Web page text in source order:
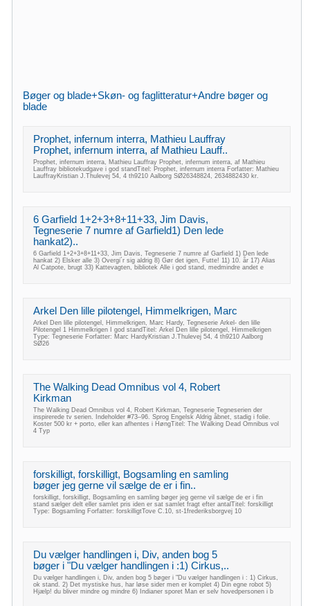
Bøger og blade+Skøn- og faglitteratur+Andre bøger og
blade
Prophet, infernum interra, Mathieu Lauffray
Prophet, infernum interra, af Mathieu Lauff..
Prophet, infernum interra, Mathieu Lauffray Prophet, infernum interra, af Mathieu
Lauffray bibliotekudgave i god standTitel: Prophet, infernum interra Forfatter: Mathieu
LauffrayKristian J.Thulevej 54, 4 th9210 Aalborg SØ26348824, 2634882430 kr.
6 Garfield 1+2+3+8+11+33, Jim Davis,
Tegneserie 7 numre af Garfield1) Den lede
hankat2)..
6 Garfield 1+2+3+8+11+33, Jim Davis, Tegneserie 7 numre af Garfield 1) Den lede
hankat 2) Elsker alle 3) Overgi´r sig aldrig 8) Gør det igen, Futte! 11) 10. år 17) Alias
Al Catpote, brugt 33) Kattevagten, bibliotek Alle i god stand, medmindre andet e
Arkel Den lille pilotengel, Himmelkrigen, Marc
Arkel Den lille pilotengel, Himmelkrigen, Marc Hardy, Tegneserie Arkel- den lille
Pilotengel 1 Himmelkrigen I god standTitel: Arkel Den lille pilotengel, Himmelkrigen
Type: Tegneserie Forfatter: Marc HardyKristian J.Thulevej 54, 4 th9210 Aalborg
SØ26
The Walking Dead Omnibus vol 4, Robert
Kirkman
The Walking Dead Omnibus vol 4, Robert Kirkman, Tegneserie Tegneserien der
inspirerede tv serien. Indeholder #73–96. Sprog Engelsk Aldrig åbnet, stadig i folie.
Koster 500 kr + porto, eller kan afhentes i HøngTitel: The Walking Dead Omnibus vol
4 Typ
forskilligt, forskilligt, Bogsamling en samling
bøger jeg gerne vil sælge de er i fin..
forskilligt, forskilligt, Bogsamling en samling bøger jeg gerne vil sælge de er i fin
stand sælger delt eller samlet pris iden er sat samlet fragt efter antalTitel: forskilligt
Type: Bogsamling Forfatter: forskilligtTove C.10, st-1frederiksborgvej 10
Du vælger handlingen i, Div, anden bog 5
bøger i "Du vælger handlingen i :1) Cirkus,..
Du vælger handlingen i, Div, anden bog 5 bøger i "Du vælger handlingen i : 1) Cirkus,
ok stand. 2) Det mystiske hus, har løse sider men er komplet 4) Din egne robot 5)
Hjælp! du bliver mindre og mindre 6) Indianer sporet Man er selv hovedpersonen i b